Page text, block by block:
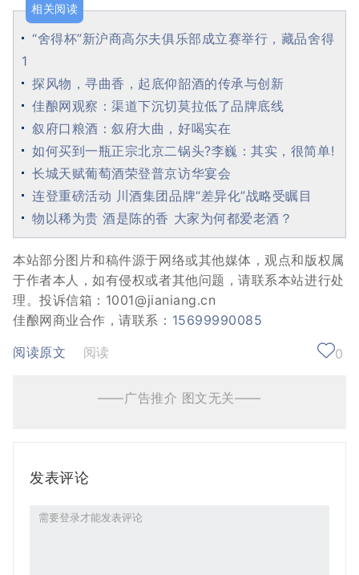
相关阅读
“舍得杯”新沪商高尔夫俱乐部成立赛举行，藏品舍得
1
探风物，寻曲香，起底仰韶酒的传承与创新
佳酿网观察：渠道下沉切莫拉低了品牌底线
叙府口粮酒：叙府大曲，好喝实在
如何买到一瓶正宗北京二锅头?李巍：其实，很简单!
长城天赋葡萄酒荣登普京访华宴会
连登重磅活动 川酒集团品牌“差异化”战略受瞩目
物以稀为贵 酒是陈的香 大家为何都爱老酒？
本站部分图片和稿件源于网络或其他媒体，观点和版权属
于作者本人，如有侵权或者其他问题，请联系本站进行处
理。投诉信箱：1001@jianiang.cn
佳酿网商业合作，请联系： 15699990085
阅读原文
阅读 0
——广告推介 图文无关——
发表评论